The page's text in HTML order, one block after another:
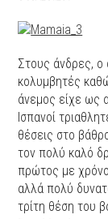
Στους άνδρες, ο
κολυμβητές
άνεμος είχε ως
Ισπανοί
θέσεις στο
τον πολύ καλό
πρώτος με χρόνο
αλλά πολύ
τρίτη θέση του